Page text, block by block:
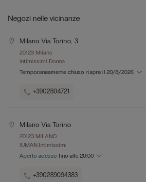
Negozi nelle vicinanze
Milano Via Torino, 3
20123 Milano
Intimissimi Donna
Temporaneamente chiuso riapre il 20/8/2026
+3902804721
Milano Via Torino
20123 MILANO
IUMAN Intimissimi
Aperto adesso fino alle 20:00
+390289094383